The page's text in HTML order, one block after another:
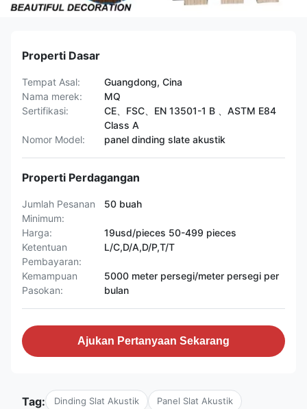
Properti Dasar
Tempat Asal:
Guangdong, Cina
Nama merek:
MQ
Sertifikasi:
CE、FSC、EN 13501-1 B 、ASTM E84
Class A
Nomor Model:
panel dinding slate akustik
Properti Perdagangan
Jumlah Pesanan
Minimum:
50 buah
Harga:
19usd/pieces 50-499 pieces
Ketentuan
Pembayaran:
L/C,D/A,D/P,T/T
Kemampuan
Pasokan:
5000 meter persegi/meter persegi per
bulan
Ajukan Pertanyaan Sekarang
Tag: Dinding Slat Akustik Panel Slat Akustik